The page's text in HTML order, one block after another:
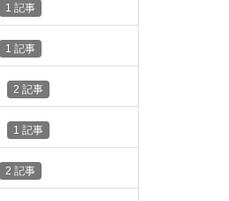
1 記事
1 記事
2 記事
1 記事
2 記事